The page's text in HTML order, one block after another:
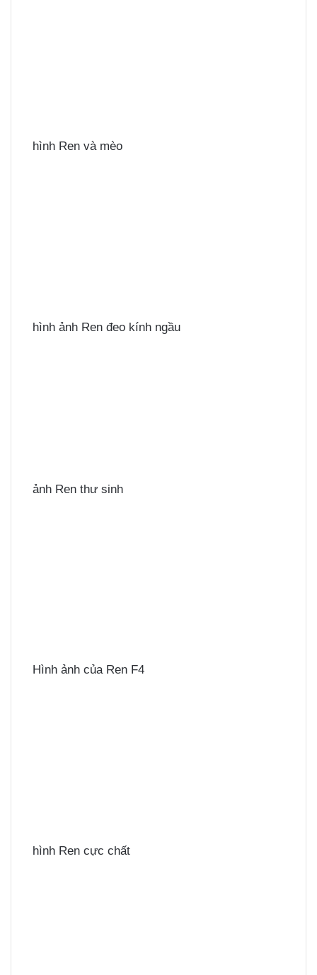
hình Ren và mèo
hình ảnh Ren đeo kính ngầu
ảnh Ren thư sinh
Hình ảnh của Ren F4
hình Ren cực chất